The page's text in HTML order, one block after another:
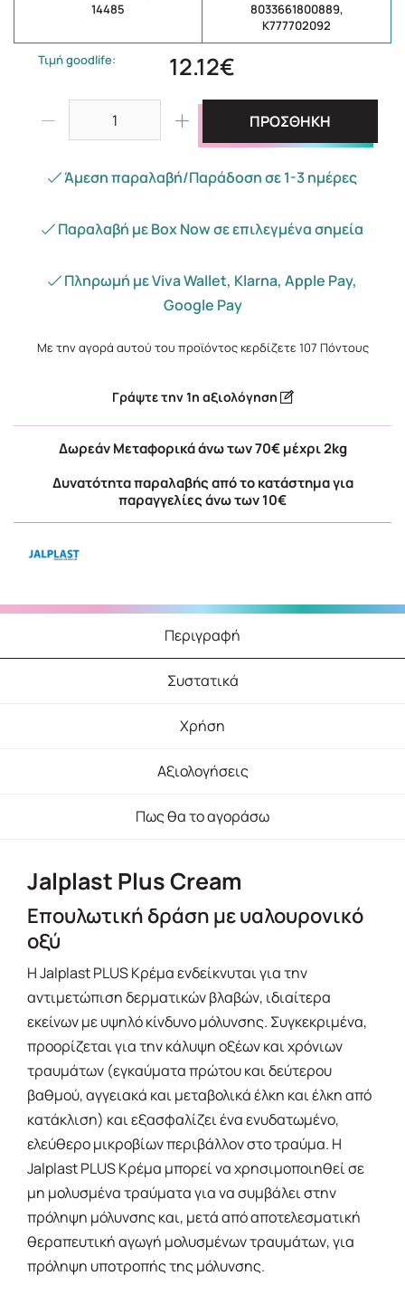
14485
8033661800889,
K777702092
Τιμή goodlife: 12.12€
ΠΡΟΣΘΗΚΗ
Άμεση παραλαβή/Παράδοση σε 1-3 ημέρες
Παραλαβή με Box Now σε επιλεγμένα σημεία
Πληρωμή με Viva Wallet, Klarna, Apple Pay,
Google Pay
Με την αγορά αυτού του προϊόντος κερδίζετε 107 Πόντους
Γράψτε την 1η αξιολόγηση
Δωρεάν Μεταφορικά άνω των 70€ μέχρι 2kg
Δυνατότητα παραλαβής από το κατάστημα για
παραγγελίες άνω των 10€
Περιγραφή
Συστατικά
Χρήση
Αξιολογήσεις
Πως θα το αγοράσω
Jalplast Plus Cream
Επουλωτική δράση με υαλουρονικό
οξύ
Η Jalplast PLUS Κρέμα ενδείκνυται για την
αντιμετώπιση δερματικών βλαβών, ιδιαίτερα
εκείνων με υψηλό κίνδυνο μόλυνσης. Συγκεκριμένα,
προορίζεται για την κάλυψη οξέων και χρόνιων
τραυμάτων (εγκαύματα πρώτου και δεύτερου
βαθμού, αγγειακά και μεταβολικά έλκη και έλκη από
κατάκλιση) και εξασφαλίζει ένα ενυδατωμένο,
ελεύθερο μικροβίων περιβάλλον στο τραύμα. Η
Jalplast PLUS Κρέμα μπορεί να χρησιμοποιηθεί σε
μη μολυσμένα τραύματα για να συμβάλει στην
πρόληψη μόλυνσης και, μετά από αποτελεσματική
θεραπευτική αγωγή μολυσμένων τραυμάτων, για
πρόληψη υποτροπής της μόλυνσης.